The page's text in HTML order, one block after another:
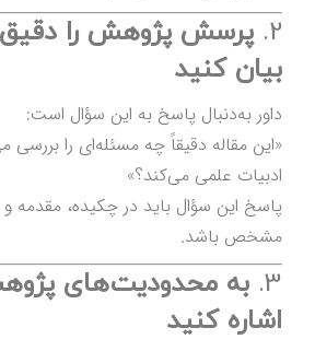
2. پرسش پژوهش را
بیان کنید
داور به‌دنبال پاسخ به این سؤال است:
«این مقاله دقیقاً چه مسئله‌ای را
ادبیات علمی می‌کند؟»
پاسخ این سؤال باید در چکیده،
مشخص باشد.
3. به محدودیت‌های
اشاره کنید